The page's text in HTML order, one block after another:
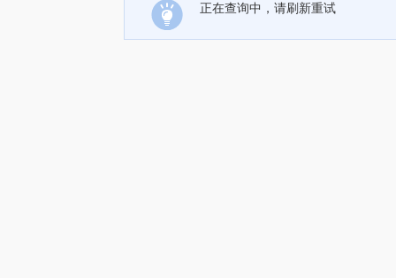
正在查询中，请刷新重试